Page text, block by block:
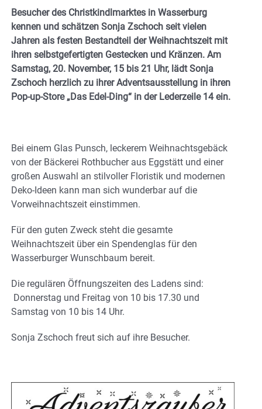
Besucher des Christkindlmarktes in Wasserburg
kennen und schätzen Sonja Zschoch seit vielen
Jahren als festen Bestandteil der Weihnachtszeit mit
ihren selbstgefertigten Gestecken und Kränzen. Am
Samstag, 20. November, 15 bis 21 Uhr, lädt Sonja
Zschoch herzlich zu ihrer Adventsausstellung in ihren
Pop-up-Store „Das Edel-Ding“ in der Lederzeile 14 ein.
Bei einem Glas Punsch, leckerem Weihnachtsgebäck
von der Bäckerei Rothbucher aus Eggstätt und einer
großen Auswahl an stilvoller Floristik und modernen
Deko-Ideen kann man sich wunderbar auf die
Vorweihnachtszeit einstimmen.
Für den guten Zweck steht die gesamte
Weihnachtszeit über ein Spendenglas für den
Wasserburger Wunschbaum bereit.
Die regulären Öffnungszeiten des Ladens sind:
Donnerstag und Freitag von 10 bis 17.30 und
Samstag von 10 bis 14 Uhr.
Sonja Zschoch freut sich auf ihre Besucher.